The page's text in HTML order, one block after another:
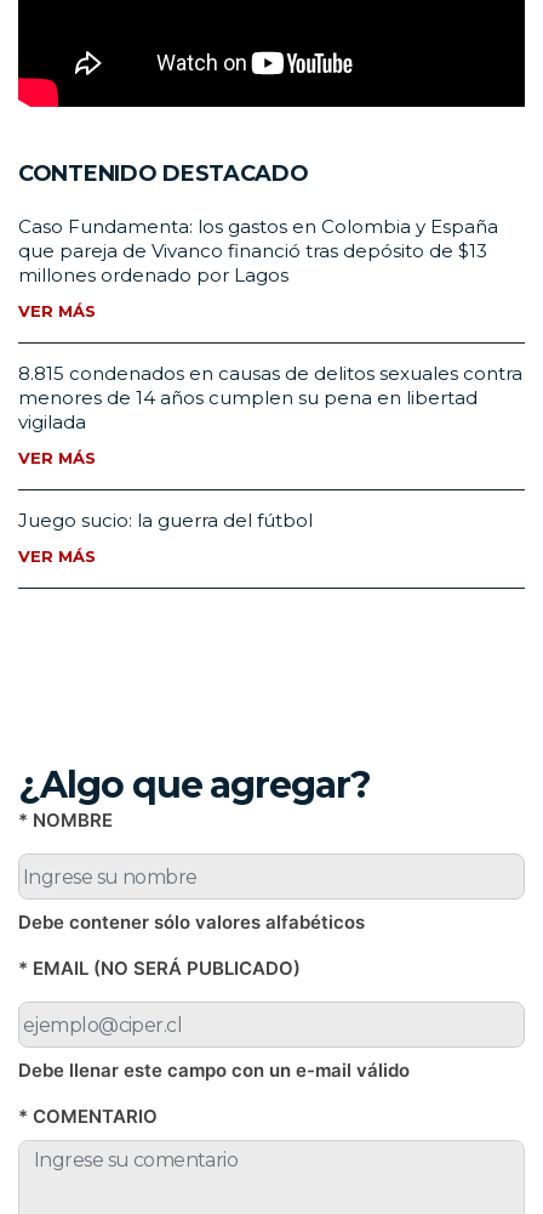
CONTENIDO DESTACADO
Caso Fundamenta: los gastos en Colombia y España
que pareja de Vivanco financió tras depósito de $13
millones ordenado por Lagos
VER MÁS
8.815 condenados en causas de delitos sexuales contra
menores de 14 años cumplen su pena en libertad
vigilada
VER MÁS
Juego sucio: la guerra del fútbol
VER MÁS
¿Algo que agregar?
* NOMBRE
Debe contener sólo valores alfabéticos
* EMAIL (NO SERÁ PUBLICADO)
Debe llenar este campo con un e-mail válido
* COMENTARIO